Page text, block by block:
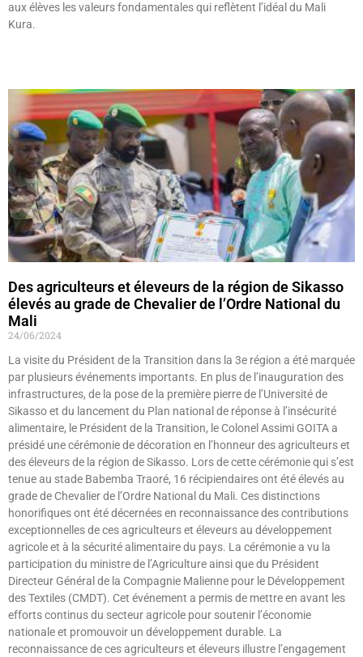
aux élèves les valeurs fondamentales qui reflètent l’idéal du Mali
Kura.
Des agriculteurs et éleveurs de la région de Sikasso
élevés au grade de Chevalier de l’Ordre National du
Mali
24/06/2024
La visite du Président de la Transition dans la 3e région a été marquée
par plusieurs événements importants. En plus de l’inauguration des
infrastructures, de la pose de la première pierre de l’Université de
Sikasso et du lancement du Plan national de réponse à l’insécurité
alimentaire, le Président de la Transition, le Colonel Assimi GOITA a
présidé une cérémonie de décoration en l’honneur des agriculteurs et
des éleveurs de la région de Sikasso. Lors de cette cérémonie qui s’est
tenue au stade Babemba Traoré, 16 récipiendaires ont été élevés au
grade de Chevalier de l’Ordre National du Mali. Ces distinctions
honorifiques ont été décernées en reconnaissance des contributions
exceptionnelles de ces agriculteurs et éleveurs au développement
agricole et à la sécurité alimentaire du pays. La cérémonie a vu la
participation du ministre de l’Agriculture ainsi que du Président
Directeur Général de la Compagnie Malienne pour le Développement
des Textiles (CMDT). Cet événement a permis de mettre en avant les
efforts continus du secteur agricole pour soutenir l’économie
nationale et promouvoir un développement durable. La
reconnaissance de ces agriculteurs et éleveurs illustre l’engagement